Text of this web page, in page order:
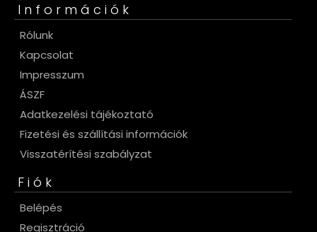
Információk
Rólunk
Kapcsolat
Impresszum
ÁSZF
Adatkezelési tájékoztató
Fizetési és szállítási információk
Visszatérítési szabályzat
Fiók
Belépés
Regisztráció